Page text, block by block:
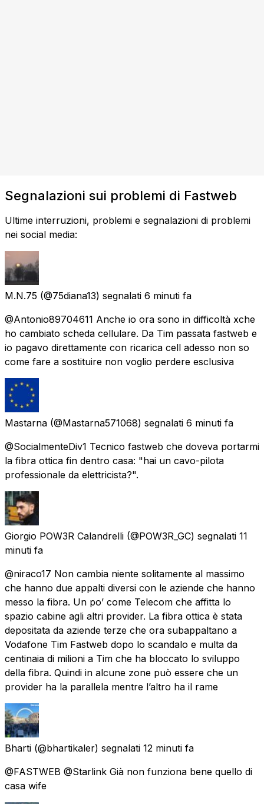
Segnalazioni sui problemi di Fastweb
Ultime interruzioni, problemi e segnalazioni di problemi
nei social media:
M.N.75 (@75diana13) segnalati 6 minuti fa
@Antonio89704611 Anche io ora sono in difficoltà xche
ho cambiato scheda cellulare. Da Tim passata fastweb e
io pagavo direttamente con ricarica cell adesso non so
come fare a sostituire non voglio perdere esclusiva
Mastarna (@Mastarna571068) segnalati 6 minuti fa
@SocialmenteDiv1 Tecnico fastweb che doveva portarmi
la fibra ottica fin dentro casa: "hai un cavo-pilota
professionale da elettricista?".
Giorgio POW3R Calandrelli (@POW3R_GC) segnalati 11
minuti fa
@niraco17 Non cambia niente solitamente al massimo
che hanno due appalti diversi con le aziende che hanno
messo la fibra. Un po’ come Telecom che affitta lo
spazio cabine agli altri provider. La fibra ottica è stata
depositata da aziende terze che ora subappaltano a
Vodafone Tim Fastweb dopo lo scandalo e multa da
centinaia di milioni a Tim che ha bloccato lo sviluppo
della fibra. Quindi in alcune zone può essere che un
provider ha la parallela mentre l’altro ha il rame
Bharti (@bhartikaler) segnalati 12 minuti fa
@FASTWEB @Starlink Già non funziona bene quello di
casa wife